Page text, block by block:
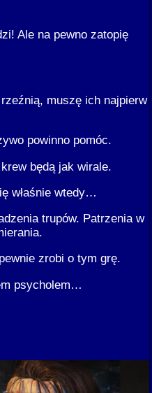
Ale na pewno zatopię
muszę ich najpierw
powinno pomóc.
będą jak wirale.
właśnie wtedy…
trupów. Patrzenia w
zrobi o tym grę.
psycholem…